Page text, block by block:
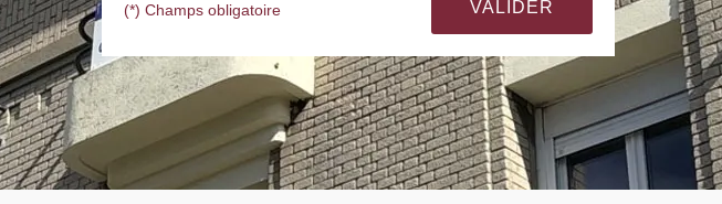
(*) Champs obligatoire